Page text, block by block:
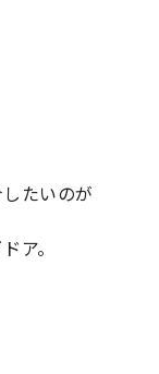
たいのが
ア。